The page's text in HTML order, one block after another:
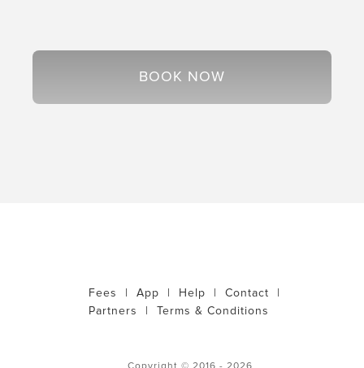
BOOK NOW
Fees App Help Contact
Partners
Terms & Conditions